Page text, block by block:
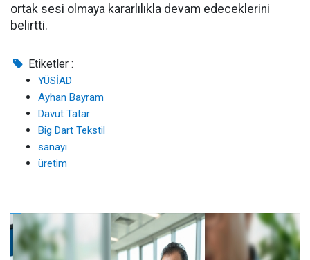
ortak sesi olmaya kararlılıkla devam edeceklerini
belirtti.
Etiketler :
YÜSİAD
Ayhan Bayram
Davut Tatar
Big Dart Tekstil
sanayi
üretim